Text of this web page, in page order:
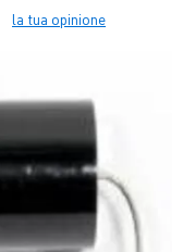
la tua opinione